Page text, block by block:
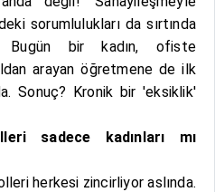
sorumlulukları da sırtında
Bugün bir kadın, ofiste
arayan öğretmene de ilk
Sonuç? Kronik bir 'eksiklik'
sadece kadınları mı
herkesi zincirliyor aslında.